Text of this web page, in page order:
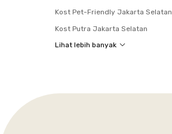
Kost Pet-Friendly Jakarta Selatan
Kost Putra Jakarta Selatan
Lihat lebih banyak